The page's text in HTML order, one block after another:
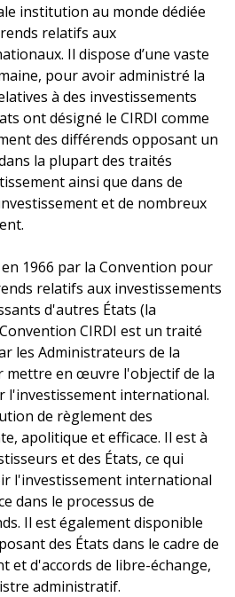
institution au monde dédiée
relatifs aux
Il dispose d’une vaste
pour avoir administré la
à des investissements
ont désigné le CIRDI comme
des différends opposant un
la plupart des traités
ainsi que dans de
et de nombreux
1966 par la Convention pour
relatifs aux investissements
d'autres États (la
CIRDI est un traité
les Administrateurs de la
mettre en œuvre l'objectif de la
l'investissement international.
de règlement des
apolitique et efficace. Il est à
et des États, ce qui
l'investissement international
dans le processus de
Il est également disponible
des États dans le cadre de
et d'accords de libre-échange,
administratif.